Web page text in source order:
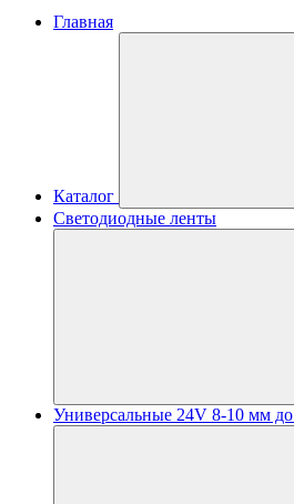
Главная
Каталог
Светодиодные ленты
Универсальные 24V 8-10 мм